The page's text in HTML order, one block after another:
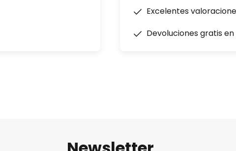
Excelentes
Devoluciones gratis